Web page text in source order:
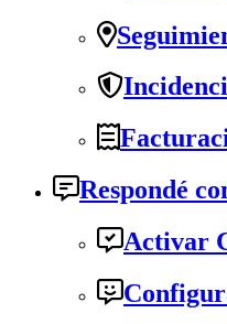
Respondé
Activar